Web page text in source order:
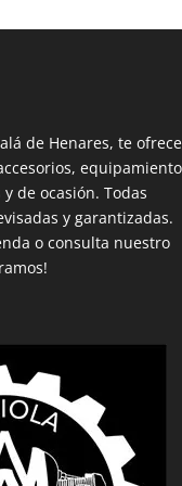
de Henares, te ofrece
equipamiento
de ocasión. Todas
y garantizadas.
o consulta nuestro